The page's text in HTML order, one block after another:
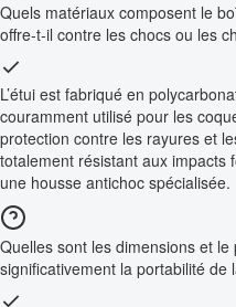
Quels matériaux composent le
offre-t-il contre les chocs ou les
L’étui est fabriqué en
couramment utilisé pour les
protection contre les rayures et
totalement résistant aux impacts
une housse antichoc spécialisée.
Quelles sont les dimensions et
significativement la portabilité de